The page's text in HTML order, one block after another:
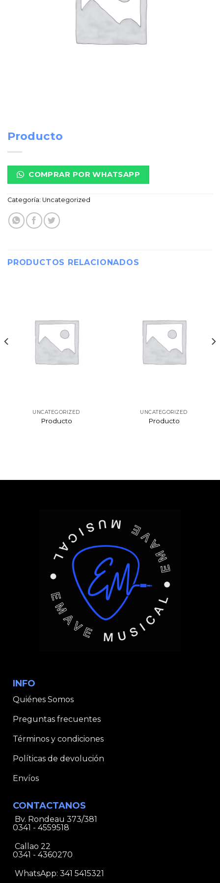
Producto
COMPRAR POR WHATSAPP
Categoría: Uncategorized
PRODUCTOS RELACIONADOS
UNCATEGORIZED
Producto
UNCATEGORIZED
Producto
INFO
Quiénes Somos
Preguntas frecuentes
Términos y condiciones
Políticas de devolución
Envíos
CONTACTANOS
Bv. Rondeau 373/381
0341 - 4559518
Callao 22
0341 - 4360270
WhatsApp: 341 5415321